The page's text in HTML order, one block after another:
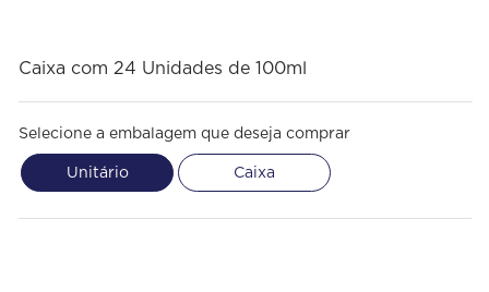
Caixa com 24 Unidades de 100ml
Selecione a embalagem que deseja comprar
Unitário Caixa